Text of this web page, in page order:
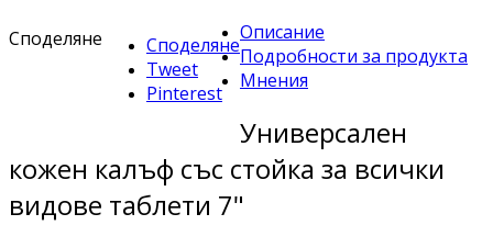
Споделяне
Споделяне
Tweet
Pinterest
Описание
Подробности за продукта
Мнения
Универсален
кожен калъф със стойка за всички
видове таблети 7"